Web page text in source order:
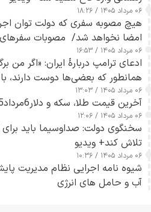
۰۶ مرداد ۱۴۰۵ / ۱۸:۲۶
هیچ مصوبه سفری که دولت توان
امضا نخواهد شد/ مصوبات
قانون بودجه است+ عکس
۰۶ مرداد ۱۴۰۵ / ۱۶:۵۳
ادعای ترامپ دربارهٔ ایران: «اگر من
همانطور که بعضی‌ها دوست دارند،
می‌توانم بیشتر پل‌هایشان را در
ببرم+ ویدیو
۰۶ مرداد ۱۴۰۵ / ۱۳:۰۳
آخرین قیمت طلا، سکه و دلار6مرداد1405
۰۶ مرداد ۱۴۰۵ / ۱۲:۰۶
سخنگوی دولت: صداوسیما باید
تلاش کند+ ویدیو
۰۶ مرداد ۱۴۰۵ / ۱۰:۳۶
شیوه نامه اجرایی نظام مدیریت
آب و حامل های انرژی